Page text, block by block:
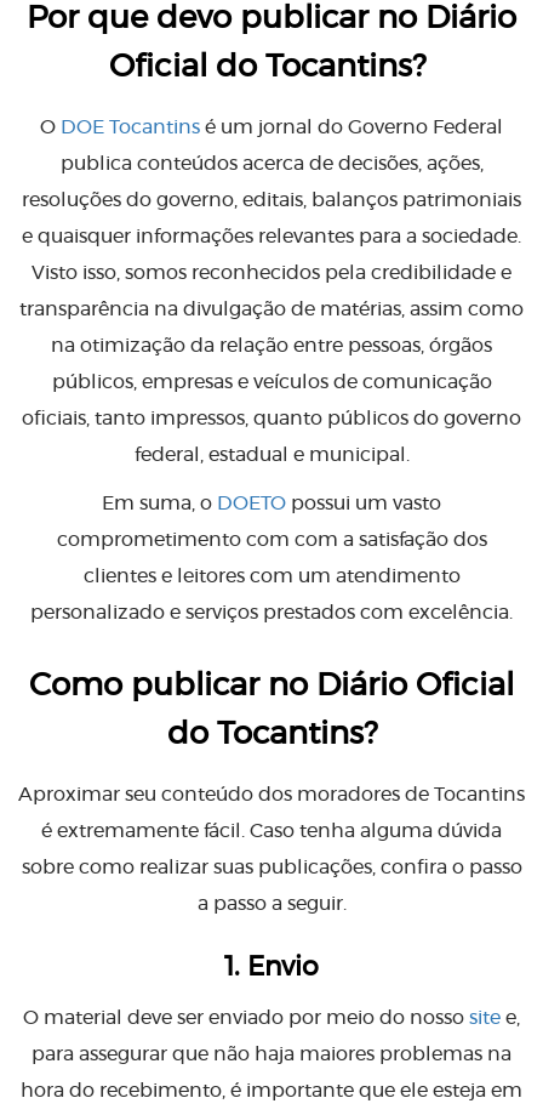
Por que devo publicar no Diário
Oficial do Tocantins?
O DOE Tocantins é um jornal do Governo Federal
publica conteúdos acerca de decisões, ações,
resoluções do governo, editais, balanços patrimoniais
e quaisquer informações relevantes para a sociedade.
Visto isso, somos reconhecidos pela credibilidade e
transparência na divulgação de matérias, assim como
na otimização da relação entre pessoas, órgãos
públicos, empresas e veículos de comunicação
oficiais, tanto impressos, quanto públicos do governo
federal, estadual e municipal.
Em suma, o DOETO possui um vasto
comprometimento com com a satisfação dos
clientes e leitores com um atendimento
personalizado e serviços prestados com excelência.
Como publicar no Diário Oficial
do Tocantins?
Aproximar seu conteúdo dos moradores de Tocantins
é extremamente fácil. Caso tenha alguma dúvida
sobre como realizar suas publicações, confira o passo
a passo a seguir.
1. Envio
O material deve ser enviado por meio do nosso site e,
para assegurar que não haja maiores problemas na
hora do recebimento , é importante que ele esteja em